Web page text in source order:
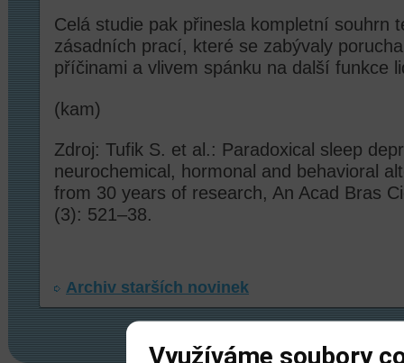
Celá studie pak přinesla kompletní souhrn
zásadních prací, které se zabývaly
příčinami a vlivem spánku na další funkce
(kam)
Zdroj: Tufik S. et al.: Paradoxical sleep
neurochemical, hormonal and behavioral
from 30 years of research, An Acad Bras
(3): 521–38.
Archiv starších novinek
Využíváme soubory